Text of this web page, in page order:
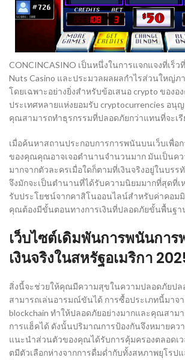
CONCINCASINO เป็นหนึ่งในการแจกแจงที่เร็
Nuts Casino และประมวลผลผลกำไรส่วนใหญ่ภ
โดยเฉพาะอย่างยิ่งสำหรับข้อเสนอ crypto ของอ
ประเทศหลายแห่งยอมรับ cryptocurrencies อนุ
คุณสามารถทำธุรกรรมที่ปลอดภัยกว่าแทนที่จะเ
เมื่อค้นหาสถานประกอบการการพนันบนเว็บเพื่อก
ของคุณคุณอาจเจอตำนานจำนวนมาก มันเป็นค
มากจากตัวละครเมื่อใดก็ตามที่เงินจริงอยู่ในบรร
จึงมักจะเป็นตำนานที่ได้รับความนิยมมากที่สุดที่เ
รับประโยชน์จากคาสิโนออนไลน์สำหรับค่าคอ
คุณต้องมีขั้นตอนทางการเงินที่ปลอดภัยขั้นพื้นฐา
เว็บไซต์เดิมพันการพนันกา
เงินจริงในสหรัฐอเมริกา
สิ่งนี้จะช่วยให้คุณมีความสุขในความปลอดภัยป
สามารถเล่นอารมณ์ขันได้ การซื้อประเภทนี้มาจ
blockchain ทำให้ปลอดภัยอย่างมากและคุณสาม
การแฮ็คได้ ดังนั้นปริมาณการป้องกันจึงหมายคว
แนะนำส่วนตัวของคุณได้รับการคุ้มครองตลอดเ
ตมีตัวเลือกห่างจากการดื่มด่ำกับทั้งสหภาพยุโรป